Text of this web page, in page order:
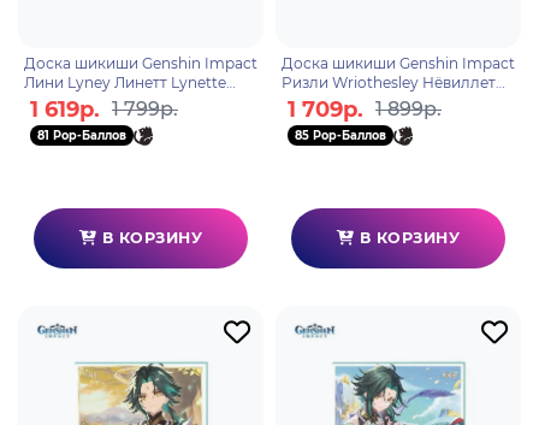
Доска шикиши Genshin Impact
Лини Lyney Линетт Lynette
Фремине Freminet Like the
light rain falling f
1 619р. 1 799р.
81 Pop-Баллов
В КОРЗИНУ
Доска шикиши Genshin Impact
Ризли Wriothesley Нёвиллет
Neuvillette Toward the Morning
Star in Deep W
1 709р. 1 899р.
85 Pop-Баллов
В КОРЗИНУ